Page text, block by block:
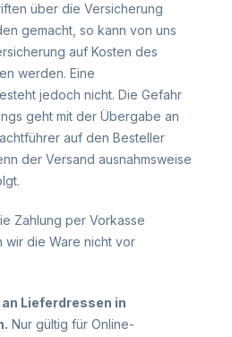
über die Versicherung
gemacht, so kann von uns
auf Kosten des
werden. Eine
jedoch nicht. Die Gefahr
geht mit der Übergabe an
auf den Besteller
der Versand ausnahmsweise
Zahlung per Vorkasse
wir die Ware nicht vor
Lieferdressen in
Nur gültig für Online-